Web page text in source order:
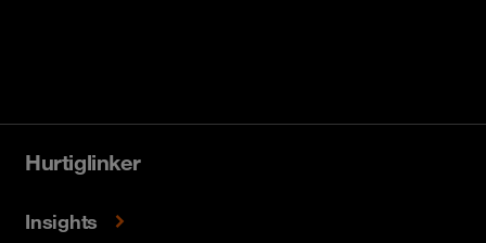
Hurtiglinker
Insights